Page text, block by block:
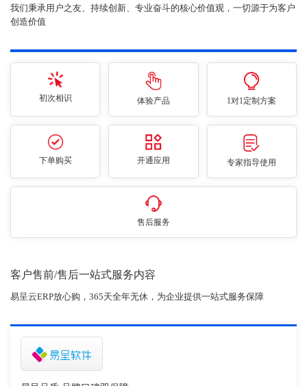
我们秉承用户之友、持续创新、专业奋斗的核心价值观，一切源于为客户
创造价值
初次相识 体验产品 1对1定制方案
下单购买 开通应用 专家指导使用
售后服务
客户售前/售后一站式服务内容
易呈云ERP放心购，365天全年无休，为企业提供一站式服务保障